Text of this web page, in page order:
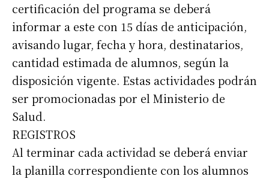
Apellidos
Número de teléfono
certificación del programa se deberá
informar a este con 15 días de anticipación,
avisando lugar, fecha y hora, destinatarios,
cantidad estimada de alumnos, según la
disposición vigente. Estas actividades podrán
ser promocionadas por el Ministerio de
Salud.
REGISTROS
Al terminar cada actividad se deberá enviar
la planilla correspondiente con los alumnos